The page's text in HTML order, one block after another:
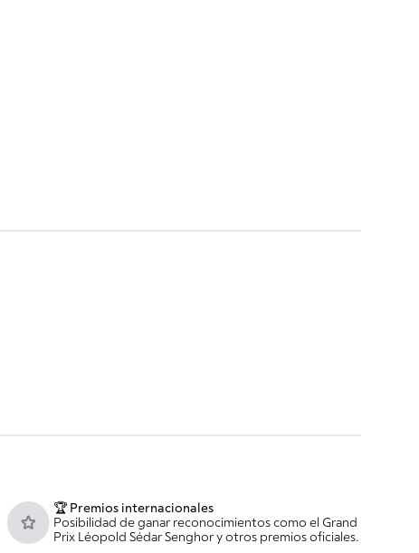
🏆 Premios internacionales
Posibilidad de ganar reconocimientos como el Grand
Prix Léopold Sédar Senghor y otros premios oficiales.